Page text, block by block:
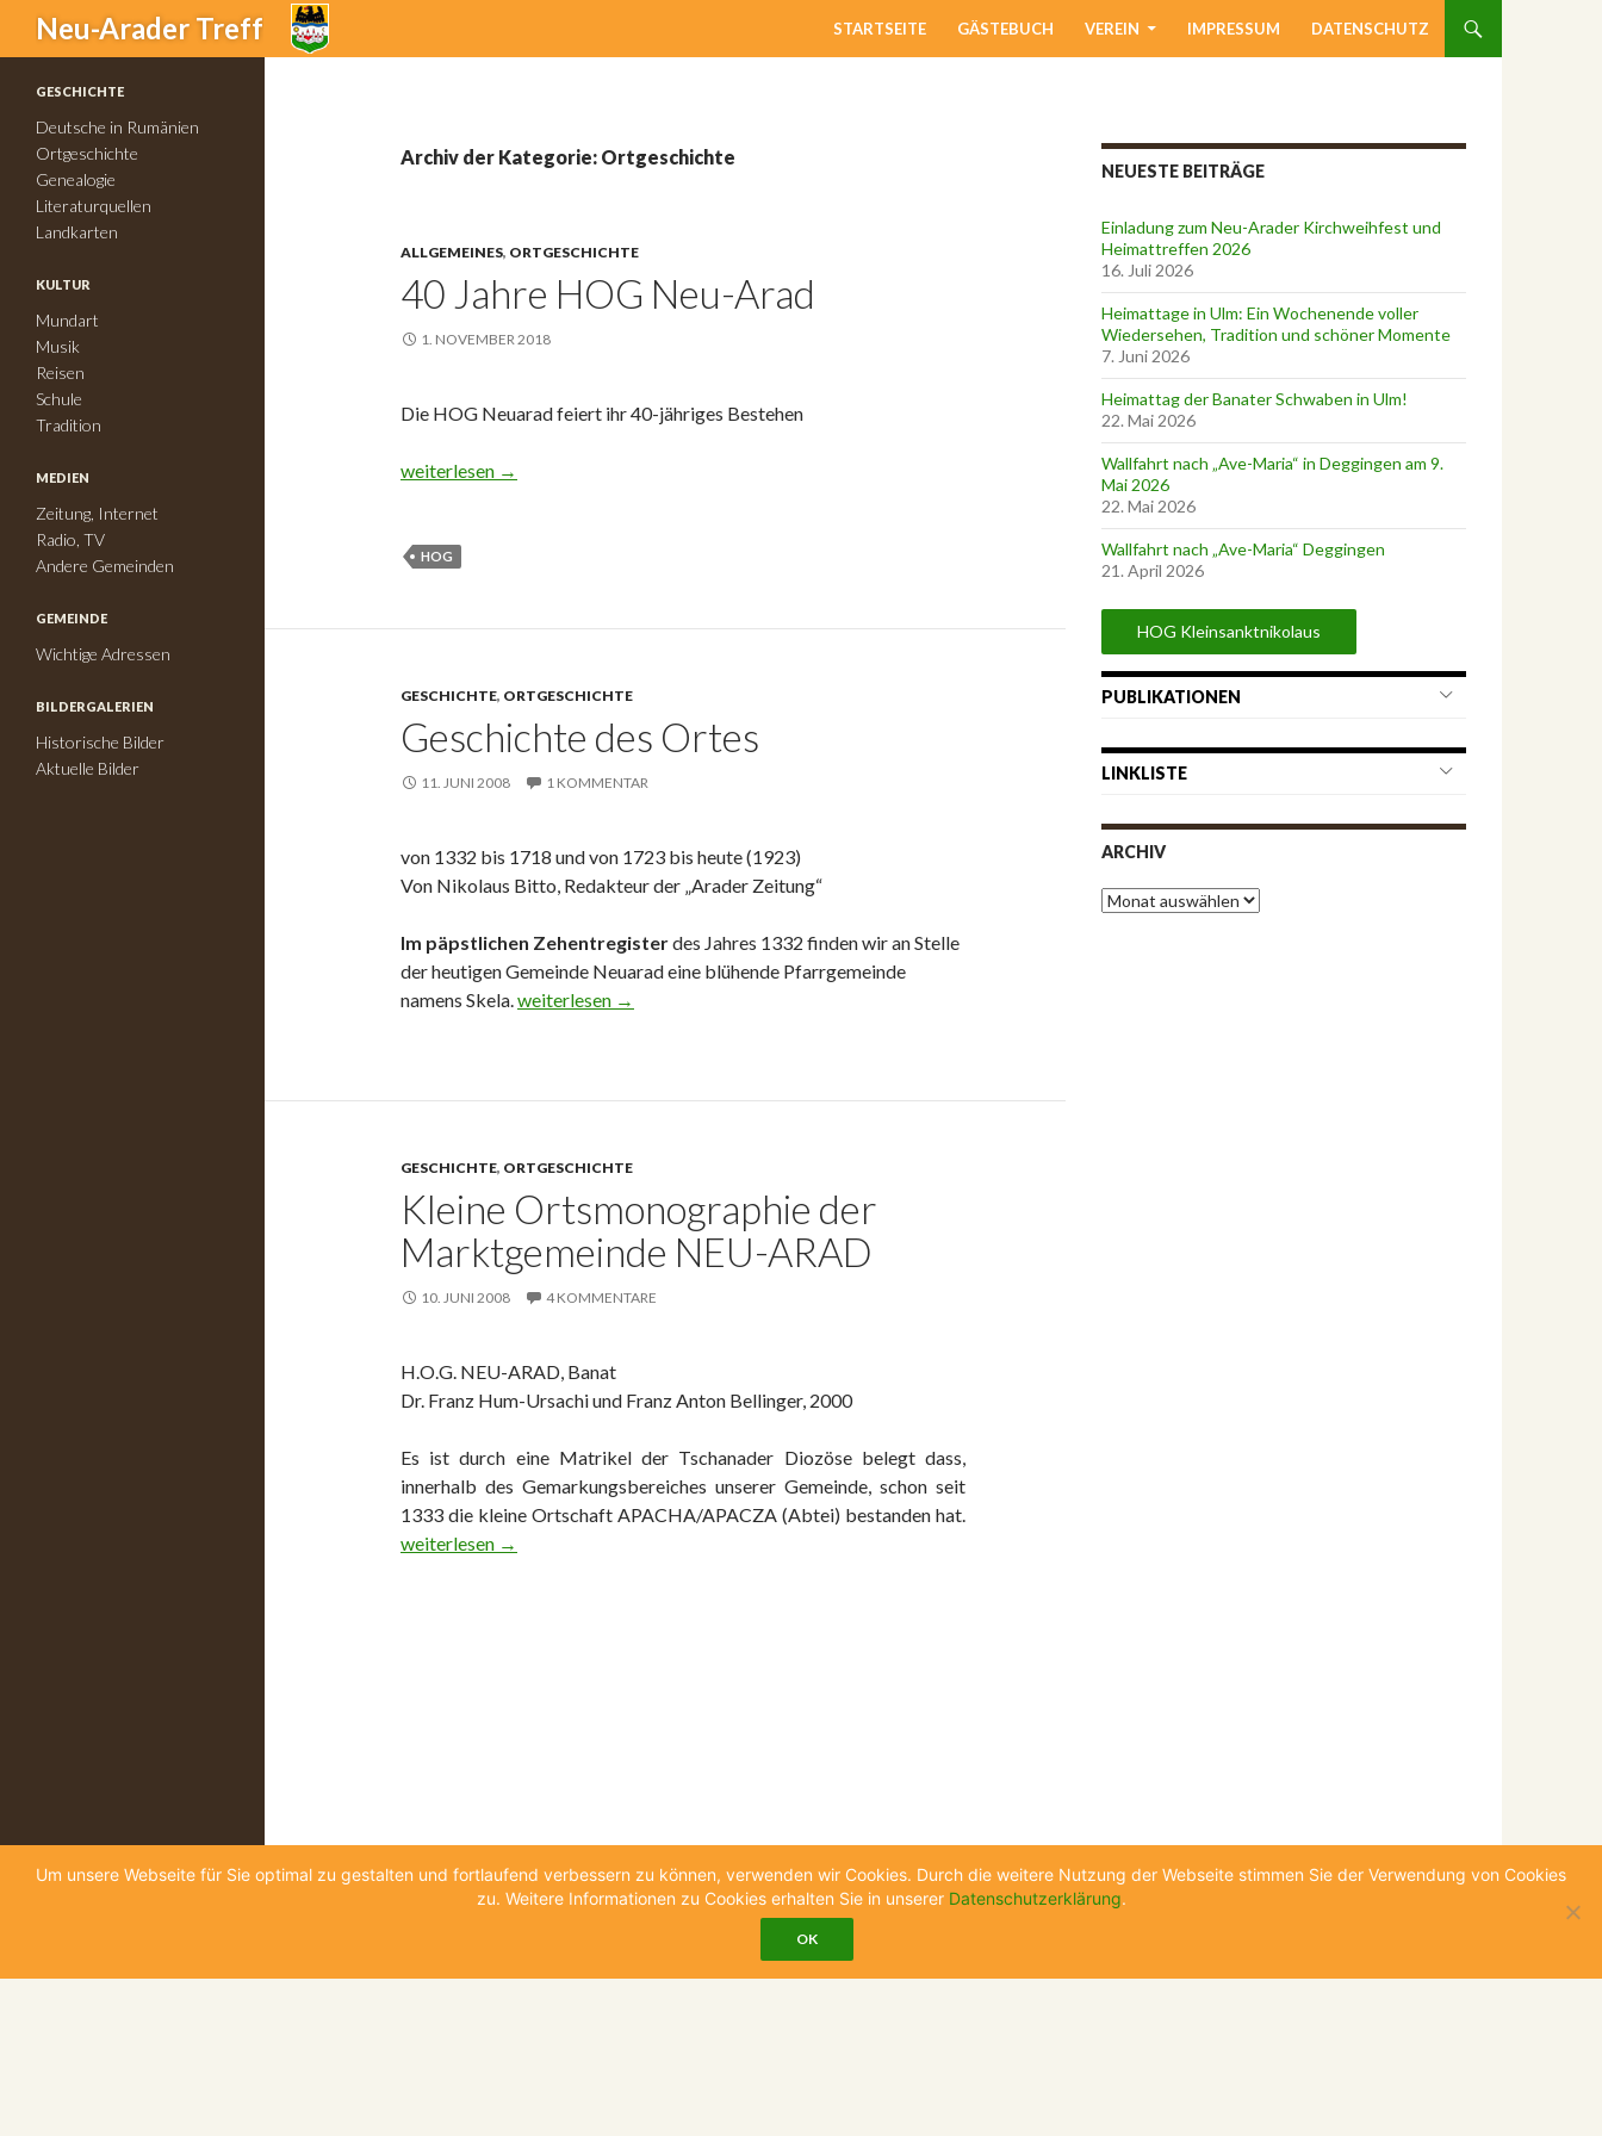
Neu-Arader Treff
Suchen
STARTSEITE
GÄSTEBUCH VEREIN IMPRESSUM DATENSCHUTZ
Archiv der Kategorie: Ortgeschichte
ALLGEMEINES, ORTGESCHICHTE
40 Jahre HOG Neu-Arad
1. NOVEMBER 2018
Die HOG Neuarad feiert ihr 40-jähriges Bestehen
40 Jahre HOG Neu-Arad
weiterlesen →
HOG
GESCHICHTE, ORTGESCHICHTE
Geschichte des Ortes
11. JUNI 2008 1 KOMMENTAR
von 1332 bis 1718 und von 1723 bis heute (1923)
Von Nikolaus Bitto, Redakteur der „Arader Zeitung“
Im päpstlichen Zehentregisterdes Jahres 1332 finden wir an Stelle
der heutigen Gemeinde Neuarad eine blühende Pfarrgemeinde
namens Skela.Geschichte des Ortes
weiterlesen →
GESCHICHTE, ORTGESCHICHTE
Kleine Ortsmonographie der
Marktgemeinde NEU-ARAD
10. JUNI 2008 4 KOMMENTARE
H.O.G. NEU-ARAD, Banat
Dr. Franz Hum-Ursachi und Franz Anton Bellinger, 2000
Es ist durch eine Matrikel der Tschanader Diozöse belegt dass,
innerhalb des Gemarkungsbereiches unserer Gemeinde, schon seit
1333 die kleine Ortschaft APACHA/APACZA (Abtei) bestanden hat.
Kleine Ortsmonographie der Marktgemeinde NEU-ARAD
weiterlesen →
NEUESTE BEITRÄGE
Einladung zum Neu-Arader Kirchweihfest und
Heimattreffen 2026
16. Juli 2026
Heimattage in Ulm: Ein Wochenende voller
Wiedersehen, Tradition und schöner Momente
7. Juni 2026
Heimattag der Banater Schwaben in Ulm!
22. Mai 2026
Wallfahrt nach „Ave-Maria“ in Deggingen am 9.
Mai 2026
22. Mai 2026
Wallfahrt nach „Ave-Maria“ Deggingen
21. April 2026
HOG Kleinsanktnikolaus
PUBLIKATIONEN
LINKLISTE
ARCHIV
A
r
GESCHICHTE
Deutsche in Rumänien
Ortgeschichte
Genealogie
Literaturquellen
Landkarten
KULTUR
Mundart
Musik
Reisen
Schule
Tradition
MEDIEN
Zeitung, Internet
Radio, TV
Andere Gemeinden
GEMEINDE
Wichtige Adressen
BILDERGALERIEN
Historische Bilder
Aktuelle Bilder
Um unsere Webseite für Sie optimal zu gestalten und fortlaufend verbessern zu können, verwenden wir Cookies. Durch die weitere Nutzung der Webseite stimmen Sie der Verwendung von Cookies
zu. Weitere Informationen zu Cookies erhalten Sie in unserer Datenschutzerklärung.
OK